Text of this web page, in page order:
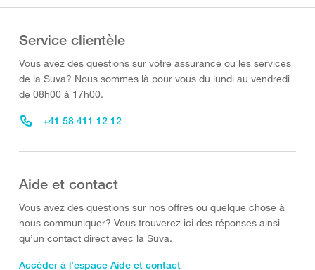
Service clientèle
Vous avez des questions sur votre assurance ou les services
de la Suva? Nous sommes là pour vous du lundi au vendredi
de 08h00 à 17h00.
+41 58 411 12 12
Aide et contact
Vous avez des questions sur nos offres ou quelque chose à
nous communiquer? Vous trouverez ici des réponses ainsi
qu’un contact direct avec la Suva.
Accéder à l’espace Aide et contact